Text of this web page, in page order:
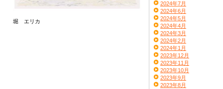
堀 エリカ
2024年7月
2024年6月
2024年5月
2024年4月
2024年3月
2024年2月
2024年1月
2023年12月
2023年11月
2023年10月
2023年9月
2023年8月